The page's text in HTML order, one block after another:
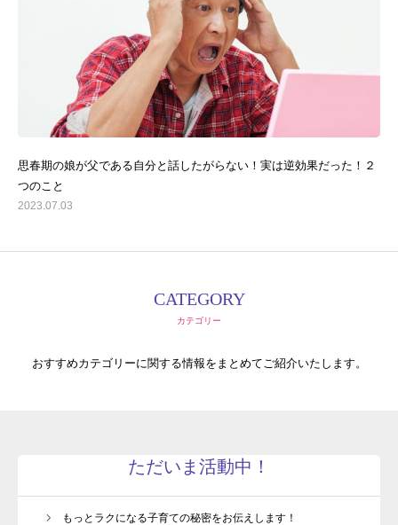
思春期の娘が父である自分と話したがらない！実は逆効果だった！２
つのこと
2023.07.03
CATEGORY
カテゴリー
おすすめカテゴリーに関する情報をまとめてご紹介いたします。
ただいま活動中！
もっとラクになる子育ての秘密をお伝えします！